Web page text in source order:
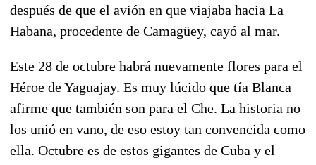
después de que el avión en que viajaba hacia La
Habana, procedente de Camagüey, cayó al mar.
Este 28 de octubre habrá nuevamente flores para el
Héroe de Yaguajay. Es muy lúcido que tía Blanca
afirme que también son para el Che. La historia no
los unió en vano, de eso estoy tan convencida como
ella. Octubre es de estos gigantes de Cuba y el